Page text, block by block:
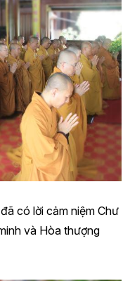
có lời cảm niệm Chư
và Hòa thượng